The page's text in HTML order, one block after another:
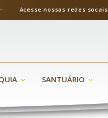
Acesse nossas redes socais
SANTUÁRIO